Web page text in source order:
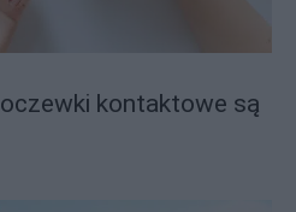
kontaktowe są